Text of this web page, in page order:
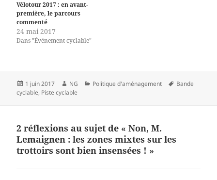
Vélotour 2017 : en avant-
première, le parcours
commenté
24 mai 2017
Dans "Événement cyclable"
Publié
le
1 juin 2017 Auteur
NG Catégories
Politique d'aménagement
Mots-
Bande
cyclable, Piste cyclable
2 réflexions au sujet de « Non, M.
Lemaignen : les zones mixtes sur les
trottoirs sont bien insensées ! »